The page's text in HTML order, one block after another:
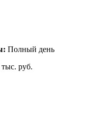
Полный день
тыс. руб.